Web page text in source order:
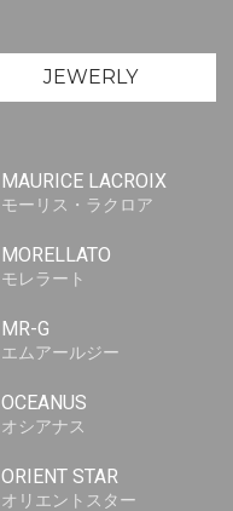
JEWERLY
MAURICE LACROIX
モーリス・ラクロア
MORELLATO
モレラート
MR-G
エムアールジー
OCEANUS
オシアナス
ORIENT STAR
オリエントスター